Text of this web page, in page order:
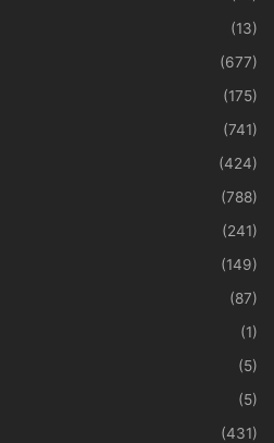
(13)
(677)
(175)
(741)
(424)
(788)
(241)
(149)
(87)
(1)
(5)
(5)
(431)